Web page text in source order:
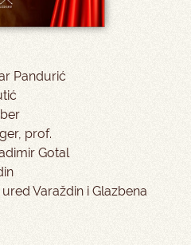
Pandurić
prof.
Gotal
Varaždin i Glazbena